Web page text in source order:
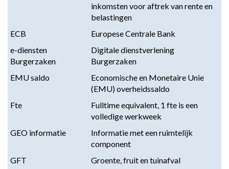
inkomsten voor aftrek van rente en
belastingen
ECB
Europese Centrale Bank
e-diensten
Burgerzaken
Digitale dienstverlening
Burgerzaken
EMU saldo
Economische en Monetaire Unie
(EMU) overheidssaldo
Fte
Fulltime equivalent, 1 fte is een
volledige werkweek
GEO informatie
Informatie met een ruimtelijk
component
GFT
Groente, fruit en tuinafval